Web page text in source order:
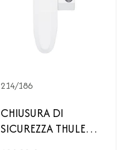
214/186
CHIUSURA DI
SICUREZZA THULE